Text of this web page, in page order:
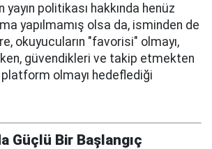
politikası hakkında henüz
yapılmamış olsa da, isminden de
okuyucuların "favorisi" olmayı,
güvendikleri ve takip etmekten
platform olmayı hedeflediği
Güçlü Bir Başlangıç